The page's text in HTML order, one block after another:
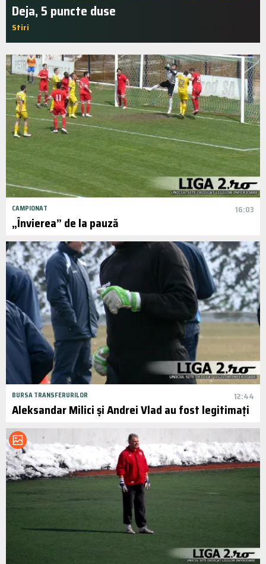
Deja, 5 puncte duse
Stiri
CAMPIONAT 16:03
„Învierea” de la pauză
BURSA TRANSFERURILOR 12:44
Aleksandar Milici și Andrei Vlad au fost legitimați